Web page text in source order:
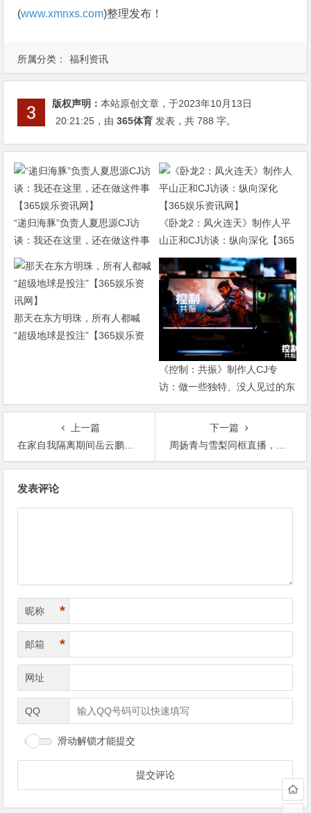
所属分类： 福利资讯
(www.xmnxs.com)整理发布！
版权声明：本站原创文章，于2023年10月13日
20:21:25 ，由365体育 发表，共 788 字。
“递归海豚”负责人夏思源CJ访
谈：我还在这里，还在做这件事
【365娱乐资讯网】
《卧龙2：凤火连天》制作人平
山正和CJ访谈：纵向深化【365
娱乐资讯网】
那天在东方明珠，所有人都喊
“超级地球是投注”【365娱乐资
《控制：共振》制作人CJ专
访：做一些独特、没人见过的东
西【365娱乐资讯网】
上一篇
在家自我隔离期间岳云鹏长满了胡子，妻子：还挺帅的【365娱乐资讯网】
下一篇
周扬青与雪梨同框直播，四千万观众观看成新晋带货女王【365娱乐资讯网】
发表评论
昵称 *
邮箱 *
网址
QQ
滑动解锁才能提交